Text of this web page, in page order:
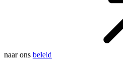
naar ons beleid